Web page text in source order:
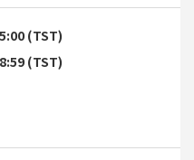
(TST)
(TST)